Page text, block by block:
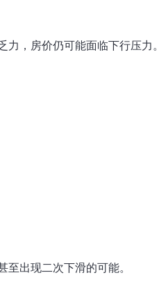
，房价仍可能面临下行压力。
出现二次下滑的可能。